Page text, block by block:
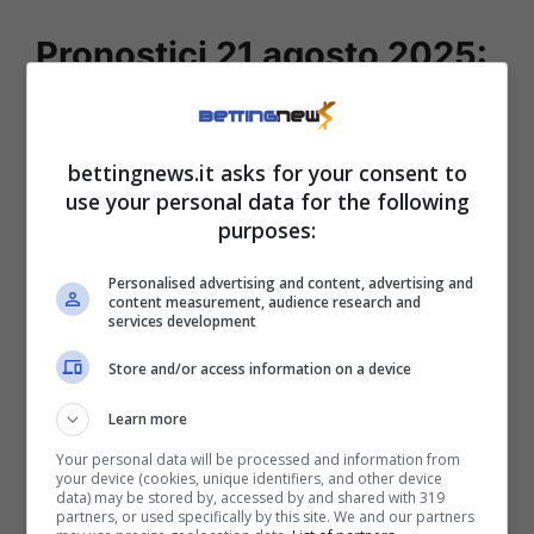
Pronostici 21 agosto 2025:
quattro Over 2,5 con quote
In maniera emblematica, la quota dell’Over
1,75 a 1,57: spia evidente della direzione
piuttosto precisa imbeccata dagli
scommettitori. Un’altra gara sotto la nostra
lente di ingrandimento è poi quella tra
decisamente favoriti.
bettingnews.it asks for your consent to
use your personal data for the following
purposes:
Personalised advertising and content, advertising and
content measurement, audience research and
services development
Store and/or access information on a device
Learn more
Your personal data will be processed and information from
your device (cookies, unique identifiers, and other device
data) may be stored by, accessed by and shared with 319
partners, or used specifically by this site. We and our partners